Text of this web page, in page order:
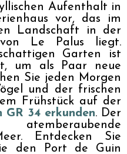
Aufenthalt in
vor, das im
Landschaft in der
Le Palus liegt.
Garten ist
um als Paar neue
Sie jeden Morgen
und der frischen
Frühstück auf der
GR 34 erkunden. Der
Entdecken Sie
den Port de Guin